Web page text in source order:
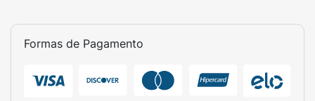
Formas de Pagamento